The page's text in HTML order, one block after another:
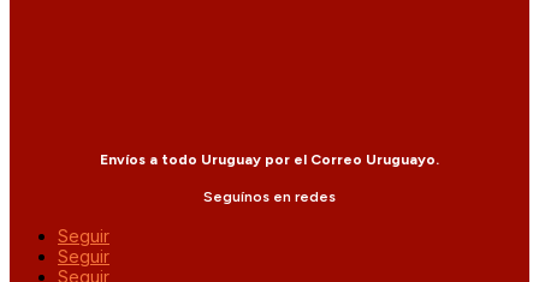
Envíos a todo Uruguay por el Correo Uruguayo.
Seguínos en redes
Seguir
Seguir
Seguir